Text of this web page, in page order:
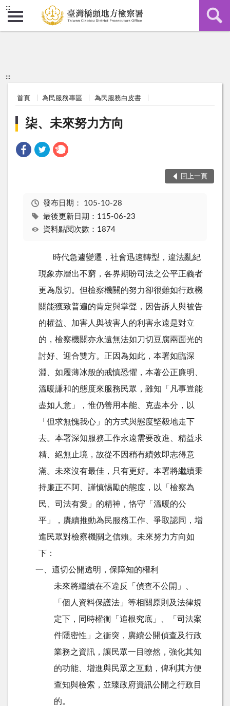
:::
:::
首頁 為民服務專區 為民服務白皮書
柒、未來努力方向
回上一頁
發布日期： 105-10-28
最後更新日期：115-06-23
資料點閱次數：1874
時代急遽變遷，社會迅速轉型，違法亂紀
現象亦層出不窮，各界期盼司法之公平正義者
更為殷切。但檢察機關的努力卻很難如行政機
關能獲致普遍的肯定與掌聲，因告訴人與被告
的權益、加害人與被害人的利害永遠是對立
的，檢察機關亦永遠無法如刀切豆腐兩面光的
討好、迎合雙方。正因為如此，本署如臨深
淵、如履薄冰般的戒慎恐懼，本著公正廉明、
溫暖謙和的態度來服務民眾，雖知「凡事豈能
盡如人意」，惟仍善用本能、克盡本分，以
「但求無愧我心」的方式與態度堅毅地走下
去。本署深知服務工作永遠需要改進、精益求
精、絕無止境，故從不因稍有績效即志得意
滿。未來沒有最佳，只有更好。本署將繼續秉
持廉正不阿、謹慎惕勵的態度，以「檢察為
民、司法有愛」的精神，恪守「溫暖的公
平」，賡續推動為民服務工作、爭取認同，增
進民眾對檢察機關之信賴。未來努力方向如
下：
一、適切公開透明，保障知的權利
未來將繼續在不違反「偵查不公開」、
「個人資料保護法」等相關原則及法律規
定下，同時權衡「追根究底」、「司法案
件隱密性」之衝突，賡續公開偵查及行政
業務之資訊，讓民眾一目暸然，強化其知
的功能、增進與民眾之互動，俾利其方便
查知與檢索，並臻政府資訊公開之行政目
的。